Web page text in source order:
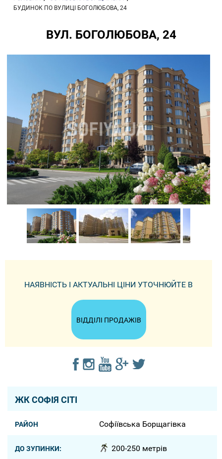
БУДИНОК ПО ВУЛИЦІ БОГОЛЮБОВА, 24
ВУЛ. БОГОЛЮБОВА, 24
НАЯВНІСТЬ І АКТУАЛЬНІ ЦІНИ УТОЧНЮЙТЕ В
ВІДДІЛІ ПРОДАЖІВ
ЖК СОФІЯ СІТІ
РАЙОН Софіївська Борщагівка
ДО ЗУПИНКИ: 200-250 метрів